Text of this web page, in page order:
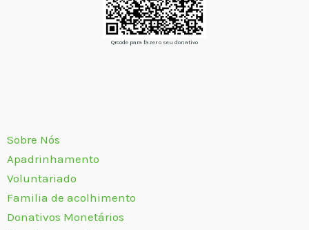
Qrcode para fazer o seu donativo
Sobre Nós
Apadrinhamento
Voluntariado
Familia de acolhimento
Donativos Monetários